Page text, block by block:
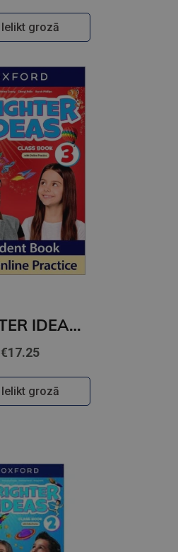
Ielikt grozā
BRIGHTER IDEAS 3 Student's Book with Online Practice
€17.25
Ielikt grozā